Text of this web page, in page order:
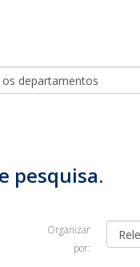
pesquisa.
Organizar
por: